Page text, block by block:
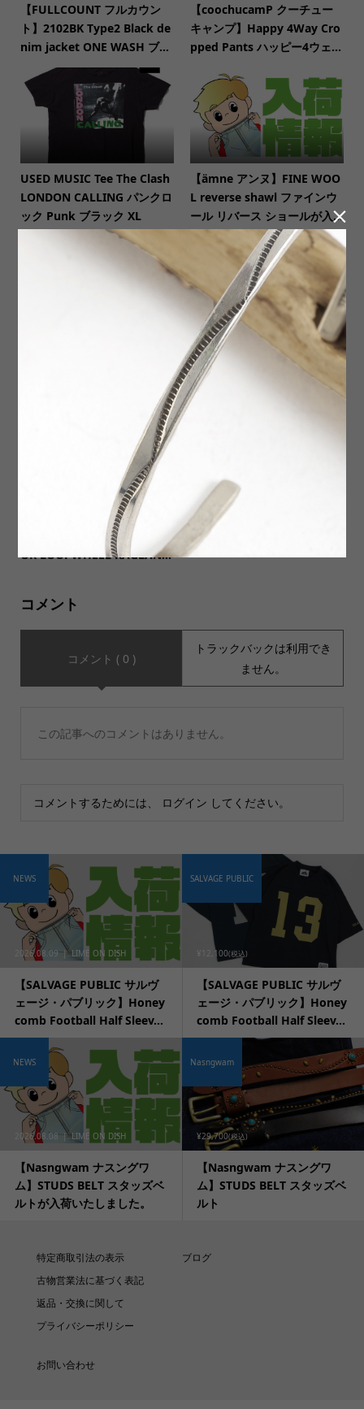
【FULLCOUNT フルカウン
ト】2102BK Type2 Black de
nim jacket ONE WASH ブ...
【coochucamP クーチュー
キャンプ】Happy 4Way Cro
pped Pants ハッピー4ウェ...
USED MUSIC Tee The Clash
LONDON CALLING パンクロ
ック Punk ブラック XL
【ämne アンヌ】FINE WOO
L reverse shawl ファインウ
ール リバース ショールが入...
【ORDINARY FITS(オーディ
ナリーフィッツ)】5PKT LOO
SE ANKLE DENIM used 5...
【TWO MOON トゥームー
ン】10248-26 SEASON COL
OR LOOPWHEEL RAGLAN...
冬場の足元のマスト!GRANGE
CRAFT カントリーソックス
コメント
コメント ( 0 )
トラックバックは利用でき
ません。
この記事へのコメントはありません。
コメントするためには、 ログイン してください。
2026.08.09 LIME ON DISH
【SALVAGE PUBLIC サルヴ
ェージ・パブリック】Honey
comb Football Half Sleev...
NEWS
¥12,100(税込)
【SALVAGE PUBLIC サルヴ
ェージ・パブリック】Honey
comb Football Half Sleev...
SALVAGE PUBLIC
2026.08.08 LIME ON DISH
【Nasngwam ナスングワ
ム】STUDS BELT スタッズベ
ルトが入荷いたしました。
NEWS
¥29,700(税込)
【Nasngwam ナスングワ
ム】STUDS BELT スタッズベ
ルト
Nasngwam
特定商取引法の表示
古物営業法に基づく表記
返品・交換に関して
プライバシーポリシー
ブログ
お問い合わせ
